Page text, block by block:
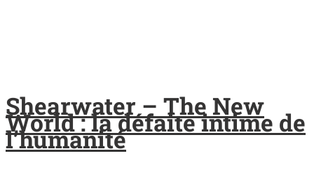
Shearwater – The New
World : la défaite intime de
l’humanité